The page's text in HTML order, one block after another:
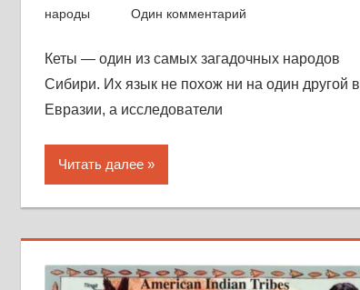
народы
Один комментарий
Кеты — один из самых загадочных народов
Сибири. Их язык не похож ни на один другой в
Евразии, а исследователи
Читать далее